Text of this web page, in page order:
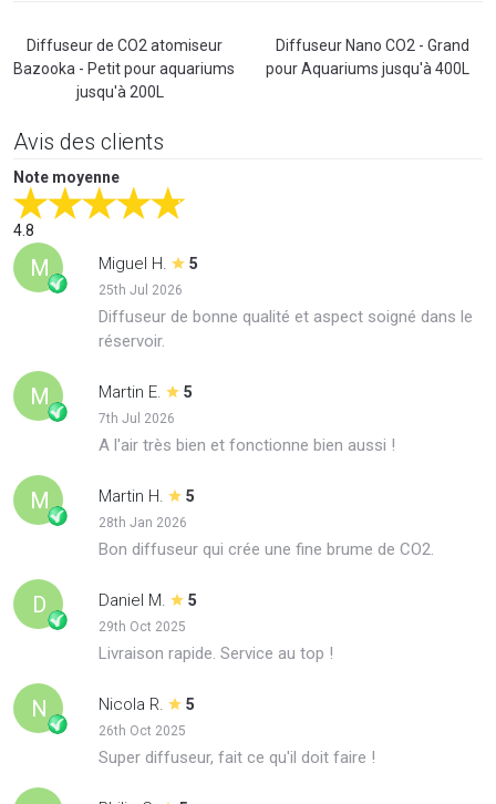
Avis des clients
Note moyenne
4.8
M Miguel H. 5
25th Jul 2026
Diffuseur de bonne qualité et aspect soigné dans le
réservoir.
M Martin E. 5
7th Jul 2026
A l'air très bien et fonctionne bien aussi !
M Martin H. 5
28th Jan 2026
Bon diffuseur qui crée une fine brume de CO2.
D Daniel M. 5
29th Oct 2025
Livraison rapide. Service au top !
N Nicola R. 5
26th Oct 2025
Super diffuseur, fait ce qu'il doit faire !
Diffuseur de CO2 atomiseur
Bazooka - Petit pour aquariums
jusqu'à 200L
Diffuseur Nano CO2 - Grand
pour Aquariums jusqu'à 400L